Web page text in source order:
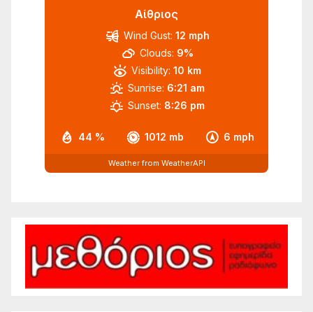
Αίθριος
44 % 1012 mb 6 mph
Wind Gust: 12 mph
Clouds: 9%
Visibility: 10 km
Sunrise: 6:21 am
Sunset: 8:26 pm
Weather from WeatherAPI